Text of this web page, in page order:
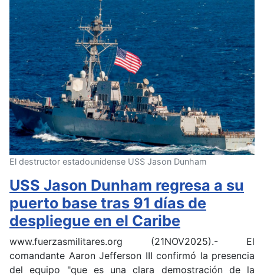
El destructor estadounidense USS Jason Dunham
USS Jason Dunham regresa a su
puerto base tras 91 días de
despliegue en el Caribe
www.fuerzasmilitares.org (21NOV2025).- El
comandante Aaron Jefferson III confirmó la presencia
del equipo "que es una clara demostración de la